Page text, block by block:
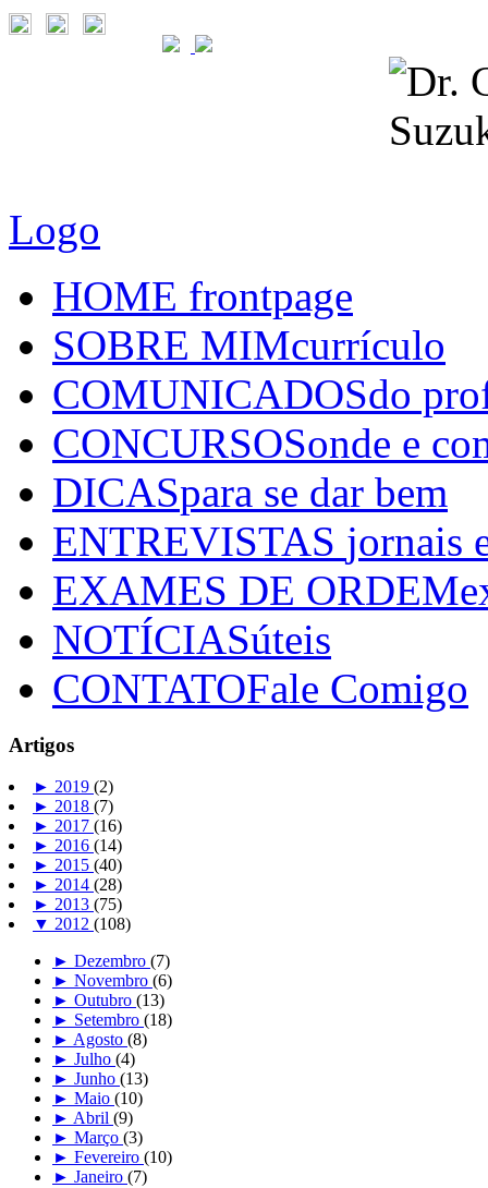
Logo
HOME frontpage
SOBRE MIMcurrículo
COMUNICADOSdo
CONCURSOSonde e
DICASpara se dar bem
ENTREVISTAS jornais
EXAMES DE ORDEM
NOTÍCIASúteis
CONTATOFale Comigo
Artigos
► 2019 (2)
► 2018 (7)
► 2017 (16)
► 2016 (14)
► 2015 (40)
► 2014 (28)
► 2013 (75)
▼ 2012 (108)
► Dezembro (7)
► Novembro (6)
► Outubro (13)
► Setembro (18)
► Agosto (8)
► Julho (4)
► Junho (13)
► Maio (10)
► Abril (9)
► Março (3)
► Fevereiro (10)
► Janeiro (7)